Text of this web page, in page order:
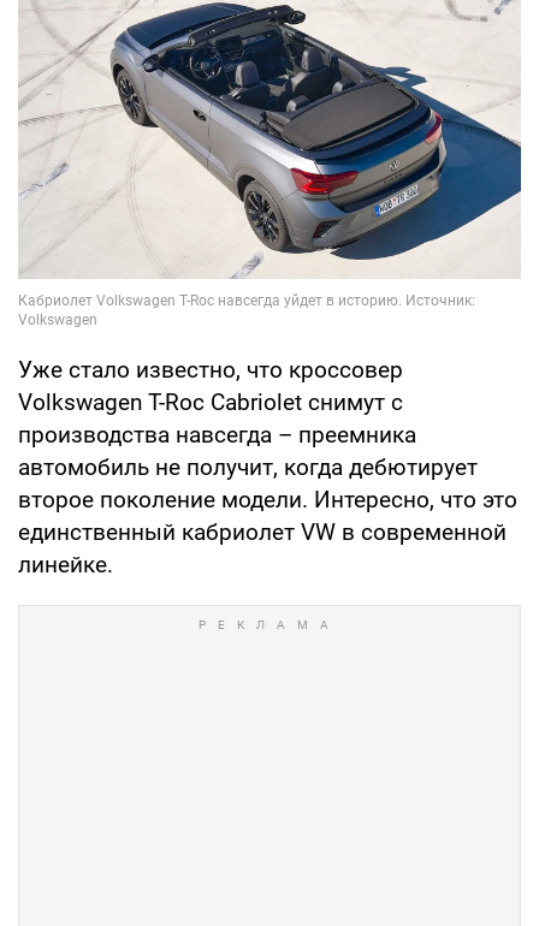
Уже стало известно, что кроссовер
Volkswagen T-Roc Cabriolet снимут с
производства навсегда – преемника
автомобиль не получит, когда дебютирует
второе поколение модели. Интересно, что это
единственный кабриолет VW в современной
линейке.